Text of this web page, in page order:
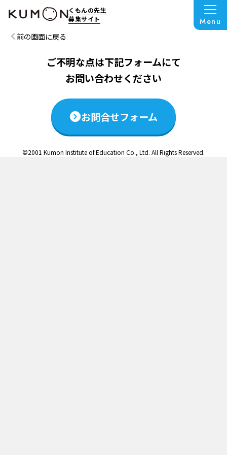
くもんの先生
募集サイト
Menu
この説明会は終了いたしました
前の画面に戻る
ご不明な点は下記フォームにて
お問い合わせください
お問合せフォーム
©2001 Kumon Institute of Education Co., Ltd. All Rights Reserved.